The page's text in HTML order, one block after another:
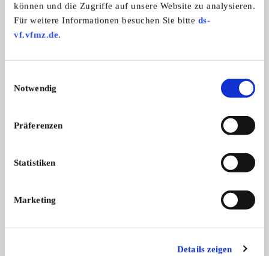
können und die Zugriffe auf unsere Website zu analysieren.
Für weitere Informationen besuchen Sie bitte ds-
vf.vfmz.de.
Notwendig
Präferenzen
Statistiken
Marketing
Details zeigen
Automarken:
Alle Marken
Landesgruppe Hammonia
Branchenbuch-Eintrag übernehmen